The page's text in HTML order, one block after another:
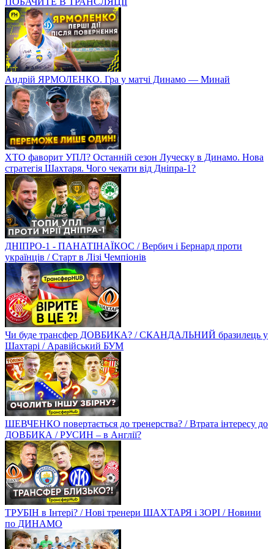
Андрій ЯРМОЛЕНКО. Гра у матчі Динамо — Минай
ХТО фаворит УПЛ? Останній сезон Луческу в Динамо. Нова
стратегія Шахтаря. Чого чекати від Дніпра-1?
ДНІПРО-1 - ПАНАТІНАЇКОС / Вербич і Бернард проти
українців / Старт в Лізі Чемпіонів
Чи буде трансфер ДОВБИКА? / СКАНДАЛЬНИЙ бразилець у
Шахтарі / Аравійський БУМ
ШЕВЧЕНКО повертається до тренерства? / Втрата інтересу до
ДОВБИКА / РУСИН – в Англії?
ТРУБІН в Інтері? / Нові тренери ШАХТАРЯ і ЗОРІ / Новини
по ДИНАМО